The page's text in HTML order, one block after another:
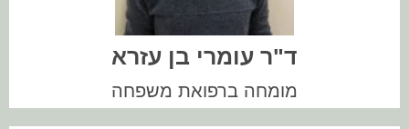
ד"ר עומרי בן עזרא
מומחה ברפואת משפחה